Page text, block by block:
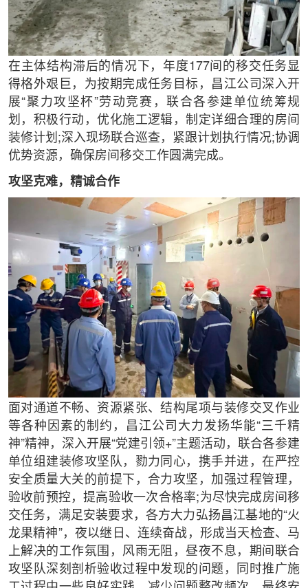
在主体结构滞后的情况下，年度177间的移交任务显
得格外艰巨，为按期完成任务目标，昌江公司深入开
展“聚力攻坚杯”劳动竞赛，联合各参建单位统筹规
划，积极行动，优化施工逻辑，制定详细合理的房间
装修计划;深入现场联合巡查，紧跟计划执行情况;协调
优势资源，确保房间移交工作圆满完成。
攻坚克难，精诚合作
面对通道不畅、资源紧张、结构尾项与装修交叉作业
等各种因素的制约，昌江公司大力发扬华能“三千精
神”精神，深入开展“党建引领+”主题活动，联合各参建
单位组建装修攻坚队，勠力同心，携手并进，在严控
安全质量大关的前提下，合力攻坚，加强过程管理，
验收前预控，提高验收一次合格率;为尽快完成房间移
交任务，满足安装要求，各方大力弘扬昌江基地的“火
龙果精神”，夜以继日、连续奋战，形成当天检查、马
上解决的工作氛围，风雨无阻，昼夜不息，期间联合
攻坚队深刻剖析验收过程中发现的问题，同时推广施